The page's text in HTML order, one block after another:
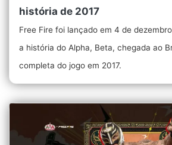
história de 2017
Free Fire foi lançado em 4 de
a história do Alpha, Beta, chegada ao
completa do jogo em 2017.